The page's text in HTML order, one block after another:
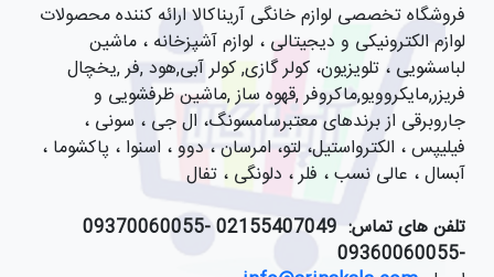
فروشگاه تخصصی لوازم خانگی آریناکالا ارائه کننده محصولات
لوازم الکترونیکی و دیجیتالی ، لوازم آشپزخانه ، ماشین
لباسشویی ، تلویزیون، کولر گازی, کولر آبی,هود ,فر ,یخچال
فریزر,مایکروویو,ماکروفر ,قهوه ساز ,ماشین ظرفشویی و
جاروبرقی از برندهای معتبرسامسونگ، ال جی ، سونی ،
فیلیپس ، الکترواستیل، لتو، امرسان ، دوو ، اسنوا ، پاکشوما ،
آبسال ، عالی نسب ، فلر ، دلونگی ، تفال
تلفن های تماس:
021
55407049 -09370060055
-09360060055